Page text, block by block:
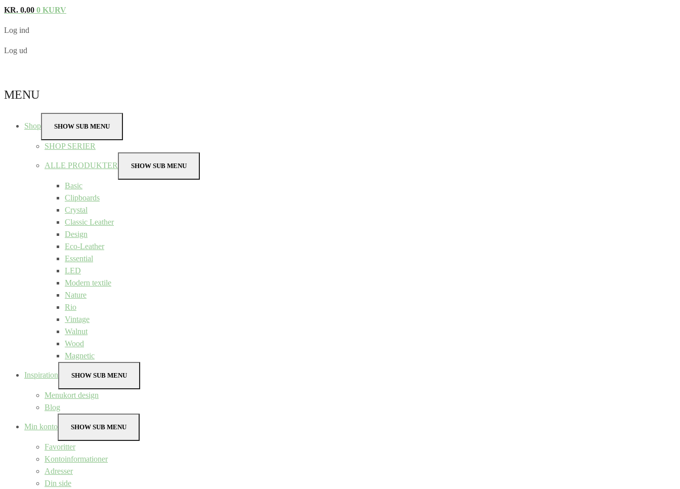
KR. 0,00 0 KURV
Log ind
Log ud
MENU
Shop SHOW SUB MENU
SHOP SERIER
ALLE PRODUKTER SHOW SUB MENU
Basic
Clipboards
Crystal
Classic Leather
Design
Eco-Leather
Essential
LED
Modern textile
Nature
Rio
Vintage
Walnut
Wood
Magnetic
Inspiration SHOW SUB MENU
Menukort design
Blog
Min konto SHOW SUB MENU
Favoritter
Kontoinformationer
Adresser
Din side